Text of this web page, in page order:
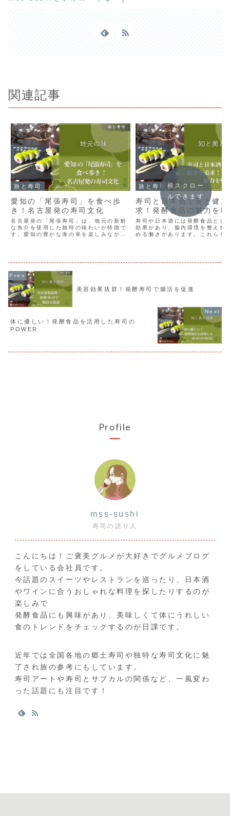
関連記事
旅と寿司
愛知の「尾張寿司」を食べ歩
き！名古屋発の寿司文化
名古屋発の「尾張寿司」は、地元の新鮮
な魚介を使用した独特の味わいが特徴で
す。愛知の豊かな海の幸を楽しみなが
旅と寿司
寿司と日本酒で美と健
求！発酵食品の魅力を
寿司や日本酒には発酵食品とし
効果があり、腸内環境を整え免
める働きがあります。これらを
横スクロー
ルできます
美容効果抜群！発酵寿司で腸活を促進
体に優しい！発酵食品を活用した寿司の
POWER
Profile
mss-sushi
寿司の語り人
こんにちは！ご褒美グルメが大好きでグルメブログ
をしている会社員です。
今話題のスイーツやレストランを巡ったり、日本酒
やワインに合うおしゃれな料理を探したりするのが
楽しみで
発酵食品にも興味があり、美味しくて体にうれしい
食のトレンドをチェックするのが日課です。
近年では全国各地の郷土寿司や独特な寿司文化に魅
了され旅の参考にもしています。
寿司アートや寿司とサブカルの関係など、一風変わ
った話題にも注目です！